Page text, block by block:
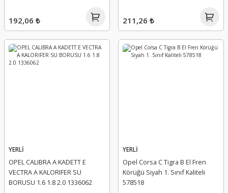
192,06 ₺ 211,26 ₺
YERLİ
OPEL CALIBRA A KADETT E
VECTRA A KALORIFER SU
BORUSU 1.6 1.8 2.0 1336062
YERLİ
Opel Corsa C Tigra B El Fren
Körüğü Siyah 1. Sınıf Kaliteli
578518